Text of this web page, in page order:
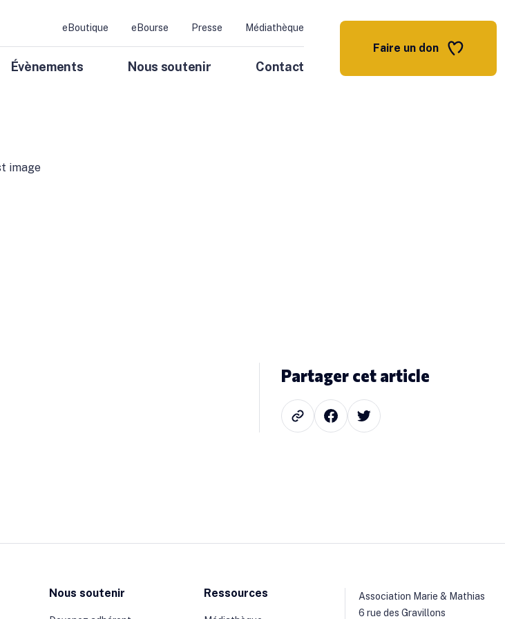
eBoutique eBourse Presse Médiathèque
Évènements Nous soutenir Contact
Faire un don
Partager cet article
Nous soutenir Ressources
Association Marie & Mathias
6 rue des Gravillons